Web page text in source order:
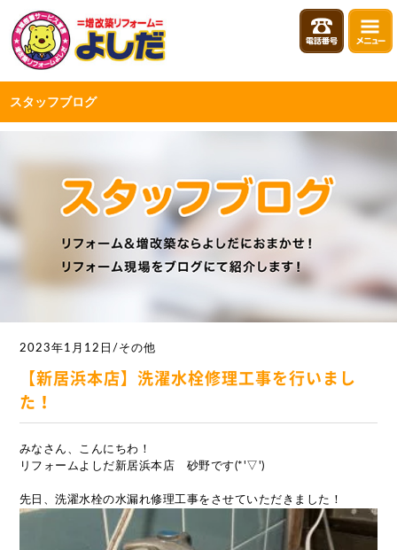
スタッフブログ
2023年1月12日/その他
【新居浜本店】洗濯水栓修理工事を行いまし
た！
みなさん、こんにちわ！
リフォームよしだ新居浜本店 砂野です(*'▽')
先日、洗濯水栓の水漏れ修理工事をさせていただきました！